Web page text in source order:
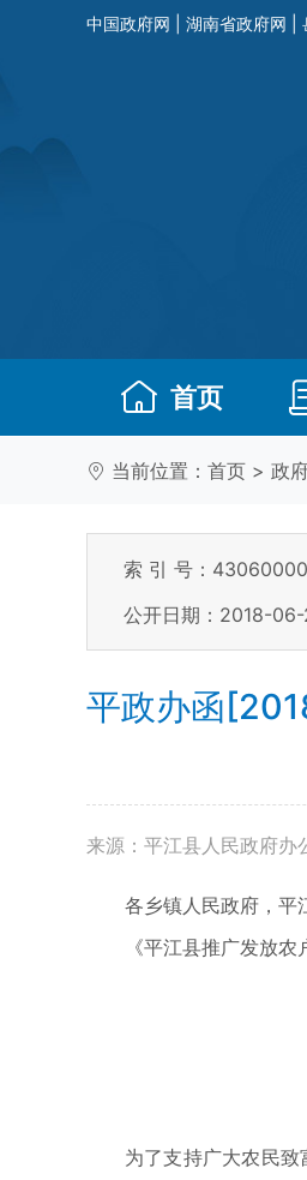
中国政府网 湖南省政府网
首页
当前位置： 首页 > 政
索 引 号：
公开日期：2018-
平政办函
来源：平江县人民政府办
各乡镇人民政府，平
《平江县推广发放
为了支持广大农民